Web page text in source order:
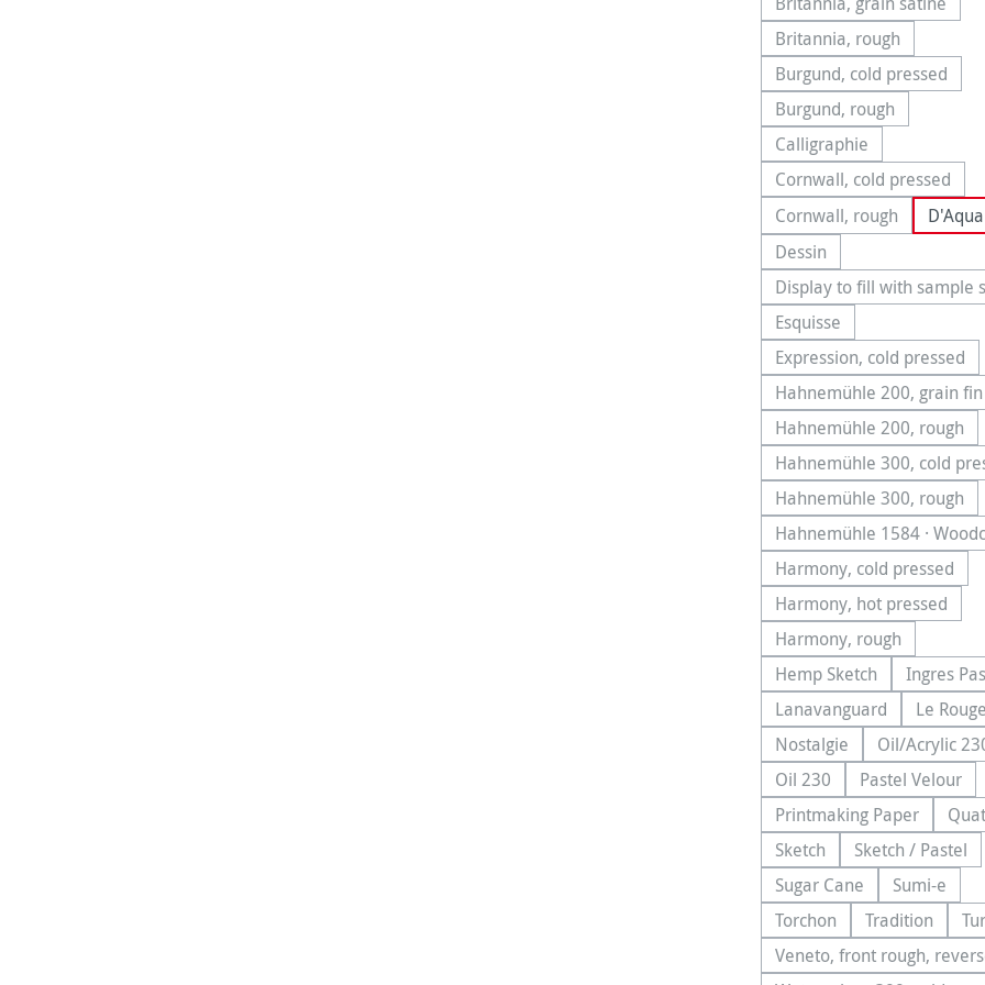
(Cette option
Britannia, rough(Cette option n'est
Burgund, cold pressed
(Cette option
Burgund, rough(Cette option n'est
Calligraphie(Cette option n'est pas
Cornwall, cold pressed
(Cette option
Cornwall, rough(Cette option n'est
D'Aqua
Dessin(Cette option n'est pas
Display to fill with sample
Esquisse(Cette option n'est pas
Expression, cold pressed
(Cette option
Hahnemühle 200, grain fin
(Cette option
Hahnemühle 200, rough
(Cette option
Hahnemühle 300, cold
(Cette
Hahnemühle 300, rough
(Cette option
Hahnemühle 1584 ·(Cette
Harmony, cold pressed
(Cette option
Harmony, hot pressed
(Cette option
Harmony, rough(Cette option n'est
Hemp Sketch(Cette option n'est
Ingres
Lanavanguard(Cette option n'est
Le Rouge
Nostalgie(Cette option n'est pas
Oil/Acrylic(Cette
Oil 230(Cette option n'est pas
Pastel Velour
(Cette
Printmaking Paper
(Cette option n'est
Sketch(Cette option n'est pas
Sketch / Pastel
(Cette
Sugar Cane(Cette option n'est pas
Sumi-e
(Cette
Torchon(Cette option n'est pas
Tradition
(Cette
Veneto, front rough, (Cette